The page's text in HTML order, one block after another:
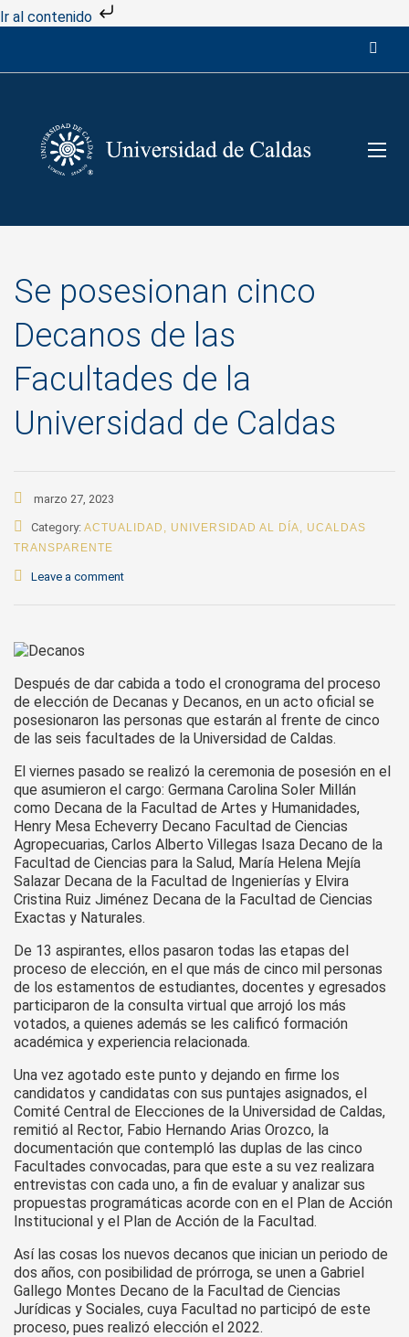
Ir al contenido
Se posesionan cinco
Decanos de las
Facultades de la
Universidad de Caldas
marzo 27, 2023
Category: ACTUALIDAD , UNIVERSIDAD AL DÍA, UCALDAS
TRANSPARENTE
Leave a comment
Después de dar cabida a todo el cronograma del proceso
de elección de Decanas y Decanos, en un acto oficial se
posesionaron las personas que estarán al frente de cinco
de las seis facultades de la Universidad de Caldas.
El viernes pasado se realizó la ceremonia de posesión en el
que asumieron el cargo: Germana Carolina Soler Millán
como Decana de la Facultad de Artes y Humanidades,
Henry Mesa Echeverry Decano Facultad de Ciencias
Agropecuarias, Carlos Alberto Villegas Isaza Decano de la
Facultad de Ciencias para la Salud, María Helena Mejía
Salazar Decana de la Facultad de Ingenierías y Elvira
Cristina Ruiz Jiménez Decana de la Facultad de Ciencias
Exactas y Naturales.
De 13 aspirantes, ellos pasaron todas las etapas del
proceso de elección, en el que más de cinco mil personas
de los estamentos de estudiantes, docentes y egresados
participaron de la consulta virtual que arrojó los más
votados, a quienes además se les calificó formación
académica y experiencia relacionada.
Una vez agotado este punto y dejando en firme los
candidatos y candidatas con sus puntajes asignados, el
Comité Central de Elecciones de la Universidad de Caldas,
remitió al Rector, Fabio Hernando Arias Orozco, la
documentación que contempló las duplas de las cinco
Facultades convocadas, para que este a su vez realizara
entrevistas con cada uno, a fin de evaluar y analizar sus
propuestas programáticas acorde con en el Plan de Acción
Institucional y el Plan de Acción de la Facultad.
Así las cosas los nuevos decanos que inician un periodo de
dos años, con posibilidad de prórroga, se unen a Gabriel
Gallego Montes Decano de la Facultad de Ciencias
Jurídicas y Sociales, cuya Facultad no participó de este
proceso, pues realizó elección el 2022.